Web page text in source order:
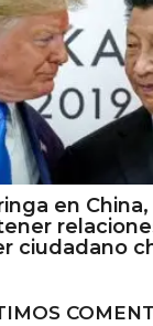
en
ciudadano